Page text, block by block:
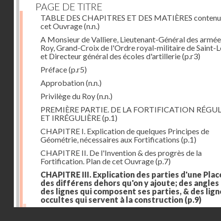
PAGE DE TITRE
TABLE DES CHAPITRES ET DES MATIÈRES
cet Ouvrage(n.n.)
A Monsieur de Valliere, Lieutenant-Général des
Roy, Grand-Croix de l'Ordre royal-militaire de Saint-
et Directeur général des écoles d'artillerie(p.r3)
Préface(p.r5)
Approbation(n.n.)
Privilège du Roy(n.n.)
PREMIÈRE PARTIE. DE LA FORTIFICATION
ET IRRÉGULIÈRE(p.1)
CHAPITRE I. Explication de quelques Principes de
Géométrie, nécessaires aux Fortifications (p.1)
CHAPITRE II. De l'Invention & des progrès de la
Fortification. Plan de cet Ouvrage(p.7)
CHAPITRE III. Explication des parties d'une
des différens dehors qu'on y ajoute; des angles
des lignes qui composent ses parties, & des
occultes qui servent à la construction (p.9)
Des lignes & des angles qui composent les parties